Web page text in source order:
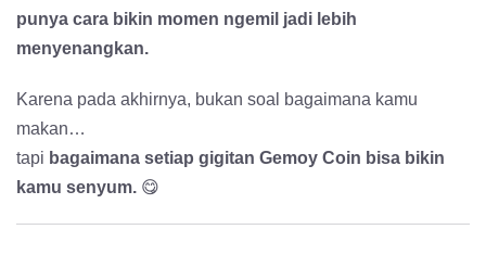
punya cara bikin momen ngemil jadi lebih
menyenangkan.
Karena pada akhirnya, bukan soal bagaimana kamu
makan…
tapi bagaimana setiap gigitan Gemoy Coin bisa bikin
kamu senyum. 😋